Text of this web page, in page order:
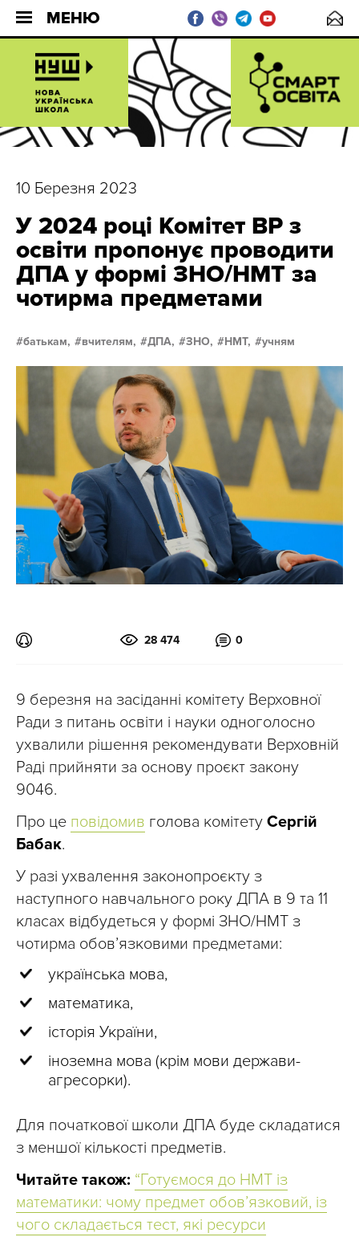
МЕНЮ
10 Березня 2023
У 2024 році Комітет ВР з
освіти пропонує проводити
ДПА у формі ЗНО/НМТ за
чотирма предметами
батькам, вчителям, ДПА, ЗНО, НМТ, учням
28 474 0
9 березня на засіданні комітету Верховної
Ради з питань освіти і науки одноголосно
ухвалили рішення рекомендувати Верховній
Раді прийняти за основу проєкт закону
9046.
Про це повідомив голова комітету Сергій
Бабак.
У разі ухвалення законопроєкту з
наступного навчального року ДПА в 9 та 11
класах відбудеться у формі ЗНО/НМТ з
чотирма обов’язковими предметами:
українська мова,
математика,
історія України,
іноземна мова (крім мови держави-
агресорки).
Для початкової школи ДПА буде складатися
з меншої кількості предметів.
Читайте також: “Готуємося до НМТ із
математики: чому предмет обовʼязковий, із
чого складається тест, які ресурси